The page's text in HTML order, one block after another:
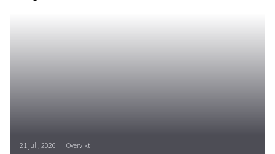
21 juli, 2026 Övervikt